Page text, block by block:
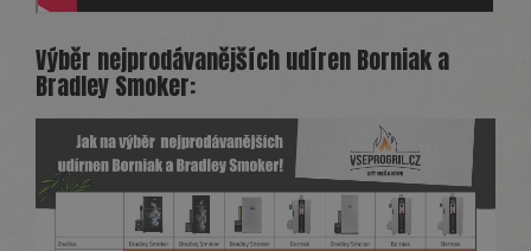
Výběr nejprodávanějších udíren Borniak a
Bradley Smoker: